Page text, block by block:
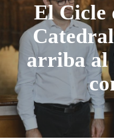
El Cicle
arriba al